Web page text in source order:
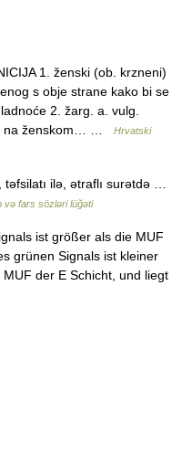
1. ženski (ob. krzneni)
s obje strane kako bi se
2. žarg. a. vulg.
na ženskom… …
Hrvatski
ilə, ətraflı surətdə …
və fars sözləri lüğəti
ist größer als die MUF
grünen Signals ist kleiner
der E Schicht, und liegt